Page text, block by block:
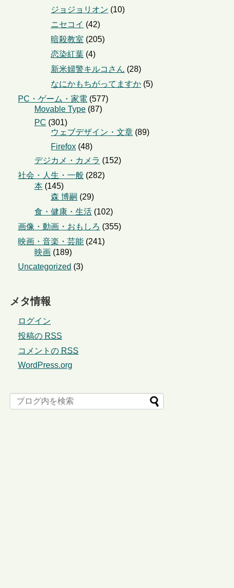
ジョジョリオン (10)
ニセコイ (42)
暗殺教室 (205)
恋染紅葉 (4)
新米婦警キルコさん (28)
なにかもちがってますか (5)
PC・ゲーム・家電 (577)
Movable Type (87)
PC (301)
ウェブデザイン・文章 (89)
Firefox (48)
デジカメ・カメラ (152)
社会・人生・一般 (282)
本 (145)
森 博嗣 (29)
食・健康・生活 (102)
画像・動画・おもしろ (355)
映画・音楽・芸能 (241)
映画 (189)
Uncategorized (3)
メタ情報
ログイン
投稿の RSS
コメントの RSS
WordPress.org